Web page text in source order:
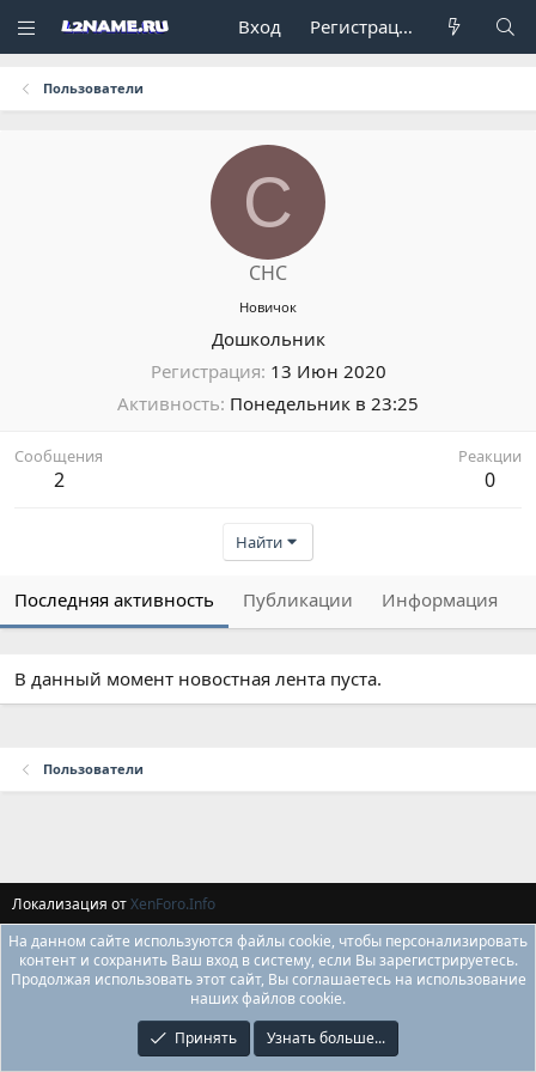
Вход Регистрация
Пользователи
C
CHC
Новичок
Дошкольник
Регистрация 13 Июн 2020
Активность Понедельник в 23:25
Сообщения
2
Реакции
0
Найти
Последняя активность Публикации Информация
В данный момент новостная лента пуста.
Пользователи
Локализация отXenForo.Info
На данном сайте используются файлы cookie, чтобы персонализировать
контент и сохранить Ваш вход в систему, если Вы зарегистрируетесь.
Продолжая использовать этот сайт, Вы соглашаетесь на использование
наших файлов cookie.
Принять
Узнать больше...